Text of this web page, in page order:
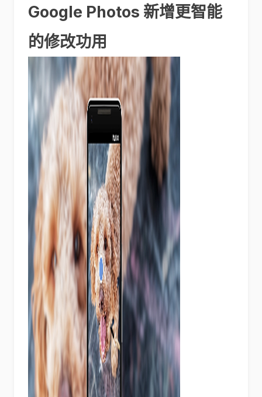
Google Photos 新增更智能
的修改功用